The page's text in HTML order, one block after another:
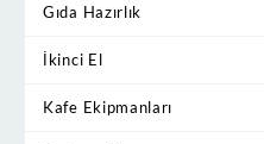
Gıda Hazırlık
İkinci El
Kafe Ekipmanları